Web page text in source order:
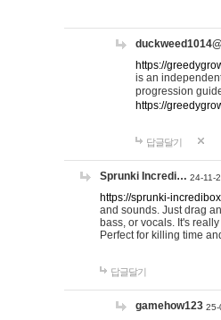
https://
is an
progression
https://
답글달기
Sprunki Incredi… 24-11-
https://sprunki-
and sounds. Just drag
bass, or vocals. It's
Perfect for killing time
답글달기
gamehow123 25-